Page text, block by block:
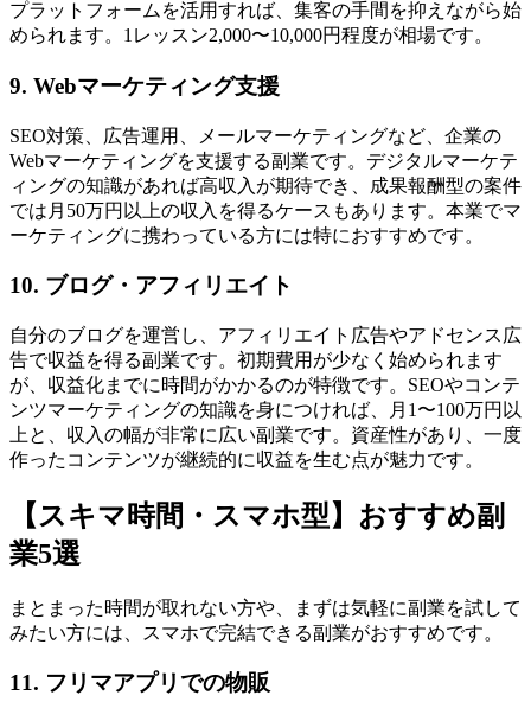
プラットフォームを活用すれば、集客の手間を抑えながら始
められます。1レッスン2,000〜10,000円程度が相場です。
9. Webマーケティング支援
SEO対策、広告運用、メールマーケティングなど、企業の
Webマーケティングを支援する副業です。デジタルマーケテ
ィングの知識があれば高収入が期待でき、成果報酬型の案件
では月50万円以上の収入を得るケースもあります。本業でマ
ーケティングに携わっている方には特におすすめです。
10. ブログ・アフィリエイト
自分のブログを運営し、アフィリエイト広告やアドセンス広
告で収益を得る副業です。初期費用が少なく始められます
が、収益化までに時間がかかるのが特徴です。SEOやコンテ
ンツマーケティングの知識を身につければ、月1〜100万円以
上と、収入の幅が非常に広い副業です。資産性があり、一度
作ったコンテンツが継続的に収益を生む点が魅力です。
【スキマ時間・スマホ型】おすすめ副
業5選
まとまった時間が取れない方や、まずは気軽に副業を試して
みたい方には、スマホで完結できる副業がおすすめです。
11. フリマアプリでの物販